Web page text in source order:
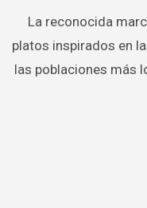
La reconocida
platos inspirados en
las poblaciones más